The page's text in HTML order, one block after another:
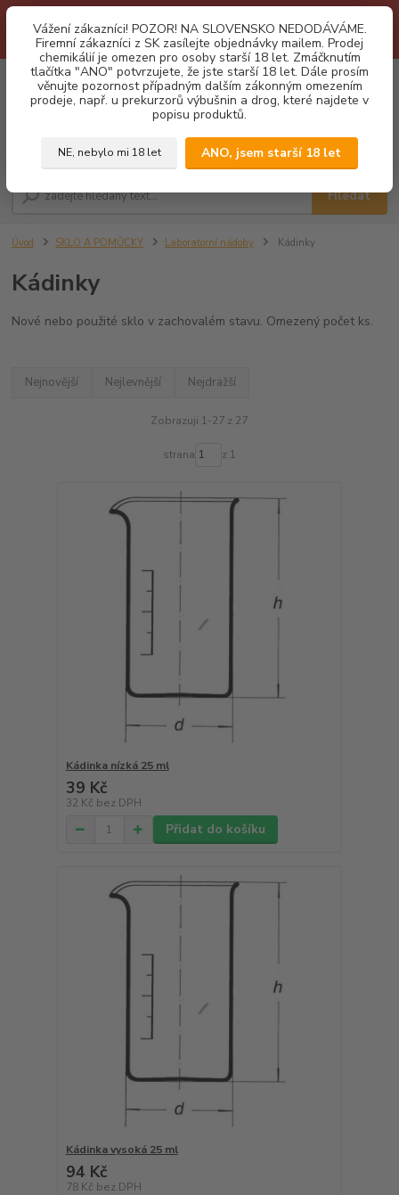
je neustálé porušování obchodních podmínek. Firemní zájemci o naše
produkty z SK zasílejte objednávky mailovou cestou. Děkujeme!
Vážení zákazníci! POZOR! NA SLOVENSKO NEDODÁVÁME.
Firemní zákazníci z SK zasílejte objednávky mailem. Prodej
chemikálií je omezen pro osoby starší 18 let. Zmáčknutím
tlačítka "ANO" potvrzujete, že jste starší 18 let. Dále prosím
věnujte pozornost případným dalším zákonným omezením
prodeje, např. u prekurzorů výbušnin a drog, které najdete v
popisu produktů.
NE, nebylo mi 18 let ANO, jsem starší 18 let
Menu
CZK
Hledat
0
za0,00 Kč
Úvod SKLO A POMŮCKY Laboratorní nádoby Kádinky
Kádinky
Nové nebo použité sklo v zachovalém stavu. Omezený počet ks.
Nejnovější Nejlevnější Nejdražší
Zobrazuji 1-27 z 27
strana z 1
Kádinka nízká 25 ml
39 Kč
32 Kč bez DPH
Přidat do košíku
Kádinka vysoká 25 ml
94 Kč
78 Kč bez DPH